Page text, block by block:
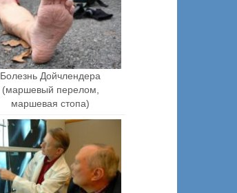
Болезнь Дойчлендера
(маршевый перелом,
маршевая стопа)